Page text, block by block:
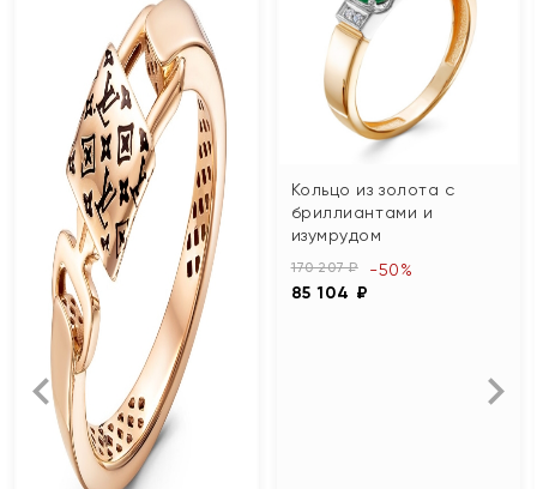
Кольцо из золота с
бриллиантами и
изумрудом
170 207 ₽
85 104 ₽
-50%